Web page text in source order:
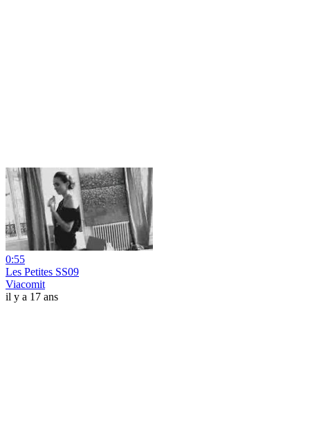
0:55
Les Petites SS09
Viacomit
il y a 17 ans